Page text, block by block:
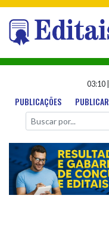
03:10|
PUBLICAÇÕES PUBLICAR